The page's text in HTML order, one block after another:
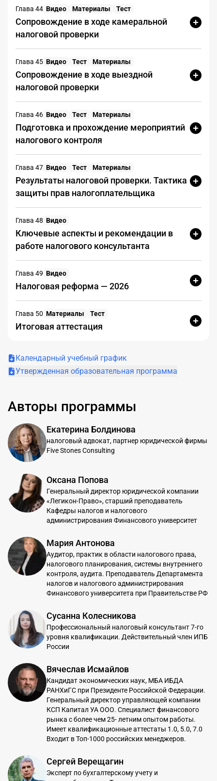
Число попыток не ограничено —
экспериментируйте и проверяйте себя сколько
угодно.
Глава 44 Видео Материалы Тест
Сопровождение в ходе камеральной
налоговой проверки
Глава 45 Видео Тест Материалы
Сопровождение в ходе выездной
налоговой проверки
Глава 46 Видео Тест Материалы
Подготовка и прохождение мероприятий
налогового контроля
Глава 47 Видео Тест Материалы
Результаты налоговой проверки. Тактика
защиты прав налогоплательщика
Глава 48 Видео
Ключевые аспекты и рекомендации в
работе налогового консультанта
Глава 49 Видео
Налоговая реформа — 2026
Глава 50 Материалы Тест
Итоговая аттестация
Календарный учебный график
Утвержденная образовательная программа
Авторы программы
Екатерина Болдинова
налоговый адвокат, партнер юридической фирмы
Five Stones Consulting
Оксана Попова
Генеральный директор юридической компании
«Легикон-Право», старший преподаватель
Кафедры налогов и налогового
администрирования Финансового университет
Мария Антонова
Аудитор, практик в области налогового права,
налогового планирования, системы внутреннего
контроля, аудита. Преподаватель Департамента
налогов и налогового администрирования
Финансового университета при Правительстве РФ
Сусанна Колесникова
Профессиональный налоговый консультант 7-го
уровня квалификации. Действительный член ИПБ
России
Вячеслав Исмайлов
Кандидат экономических наук, МБА ИБДА
РАНХиГС при Президенте Российской Федерации.
Генеральный директор управляющей компании
КСП Капитал УА ООО. Специалист финансового
рынка с более чем 25- летним опытом работы.
Имеет квалификационные аттестаты 1.0, 5.0, 7.0
Входит в Топ-1000 российских менеджеров.
Сергей Верещагин
Эксперт по бухгалтерскому учету и